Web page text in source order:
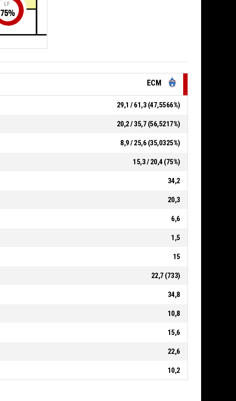
LF
75%
ECM
29,1 / 61,3 (47,5566%)
20,2 / 35,7 (56,5217%)
8,9 / 25,6 (35,0325%)
15,3 / 20,4 (75%)
34,2
20,3
6,6
1,5
15
22,7 (733)
34,8
10,8
15,6
22,6
10,2